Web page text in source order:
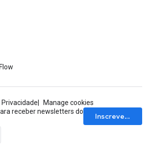
Privacidade
Manage cookies
receber newsletters do
Inscrever-se